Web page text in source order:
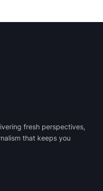
fresh perspectives,
that keeps you